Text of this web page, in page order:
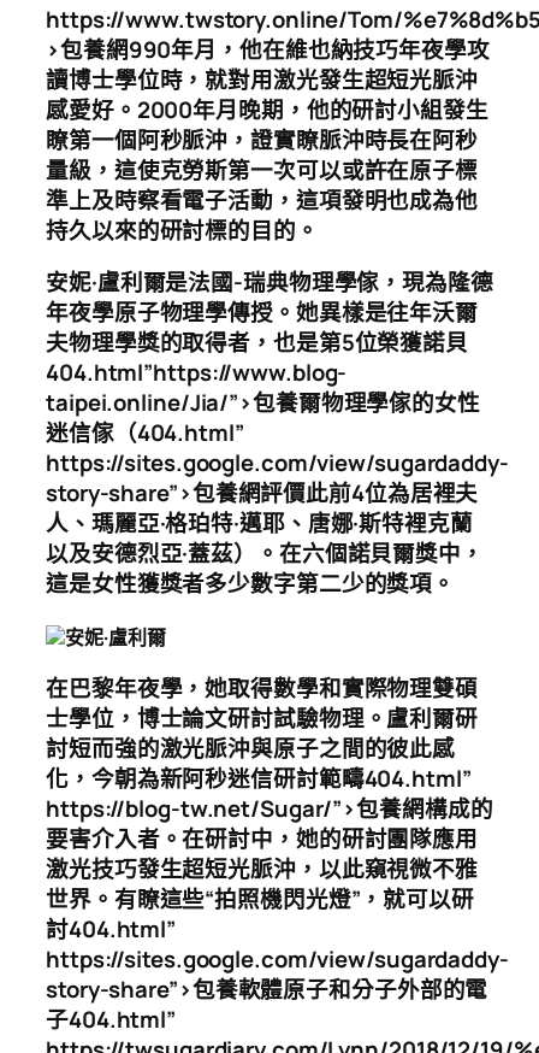
https://www.twstory.online/Tom/
>包養網990年月，他在維也納技巧年夜學攻
讀博士學位時，就對用激光發生超短光脈沖
感愛好。2000年月晚期，他的研討小組發生
瞭第一個阿秒脈沖，證實瞭脈沖時長在阿秒
量級，這使克勞斯第一次可以或許在原子標
準上及時察看電子活動，這項發明也成為他
持久以來的研討標的目的。
安妮·盧利爾是法國-瑞典物理學傢，現為隆德
年夜學原子物理學傳授。她異樣是往年沃爾
夫物理學獎的取得者，也是第5位榮獲諾貝
404.html”https://www.blog-
taipei.online/Jia/”>包養爾物理學傢的女性
迷信傢（404.html”
https://sites.google.com/view/sugardaddy-
story-share”>包養網評價此前4位為居裡夫
人、瑪麗亞·格珀特·邁耶、唐娜·斯特裡克蘭
以及安德烈亞·蓋茲）。在六個諾貝爾獎中，
這是女性獲獎者多少數字第二少的獎項。
安妮·盧利爾
在巴黎年夜學，她取得數學和實際物理雙碩
士學位，博士論文研討試驗物理。盧利爾研
討短而強的激光脈沖與原子之間的彼此感
化，今朝為新阿秒迷信研討範疇404.html”
https://blog-tw.net/Sugar/”>包養網構成的
要害介入者。在研討中，她的研討團隊應用
激光技巧發生超短光脈沖，以此窺視微不雅
世界。有瞭這些“拍照機閃光燈”，就可以研
討404.html”
https://sites.google.com/view/sugardaddy-
story-share”>包養軟體原子和分子外部的電
子404.html”